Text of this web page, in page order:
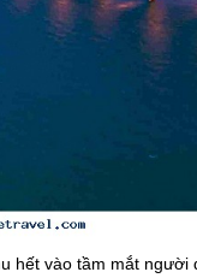
hết vào tầm mắt